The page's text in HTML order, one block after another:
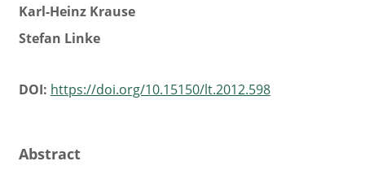
Karl-Heinz Krause
Stefan Linke
DOI: https://doi.org/10.15150/lt.2012.598
Abstract